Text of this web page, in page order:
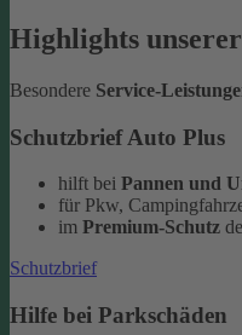
Highlights
Besondere Service-
Schutzbrief Auto Plus
hilft bei Pannen und
für Pkw,
im Premium-Schutz
Schutzbrief
Hilfe bei Parkschäden